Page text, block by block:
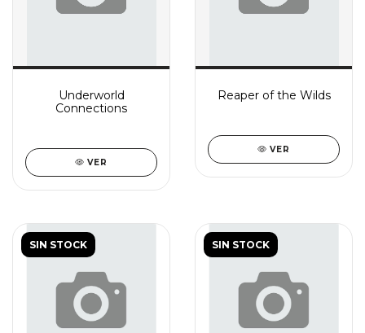
Underworld
Connections
VER
Reaper of the Wilds
VER
SIN STOCK SIN STOCK